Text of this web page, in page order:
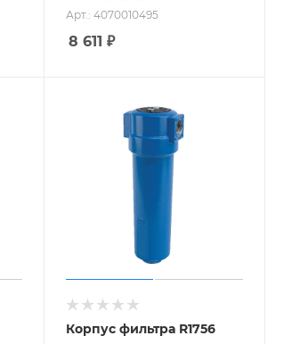
Арт.: 4070010495
8 611 ₽
Корпус фильтра R1756